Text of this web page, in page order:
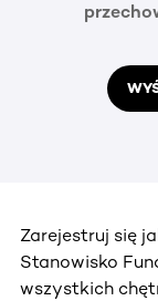
Zarejestruj się
Stanowisko
wszystkich